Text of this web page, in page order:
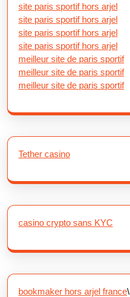
site paris sportif hors arjel
site paris sportif hors arjel
site paris sportif hors arjel
site paris sportif hors arjel
meilleur site de paris sportif
meilleur site de paris sportif
meilleur site de paris sportif
Tether casino
casino crypto sans KYC
bookmaker hors arjel france\